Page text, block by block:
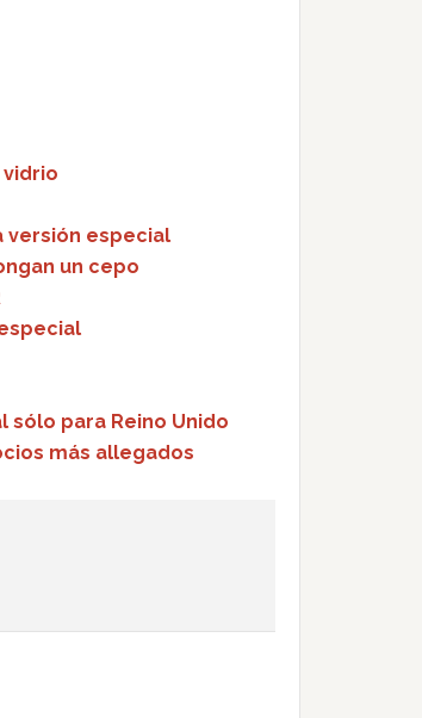
versión especial
un cepo
sólo para Reino Unido
más allegados